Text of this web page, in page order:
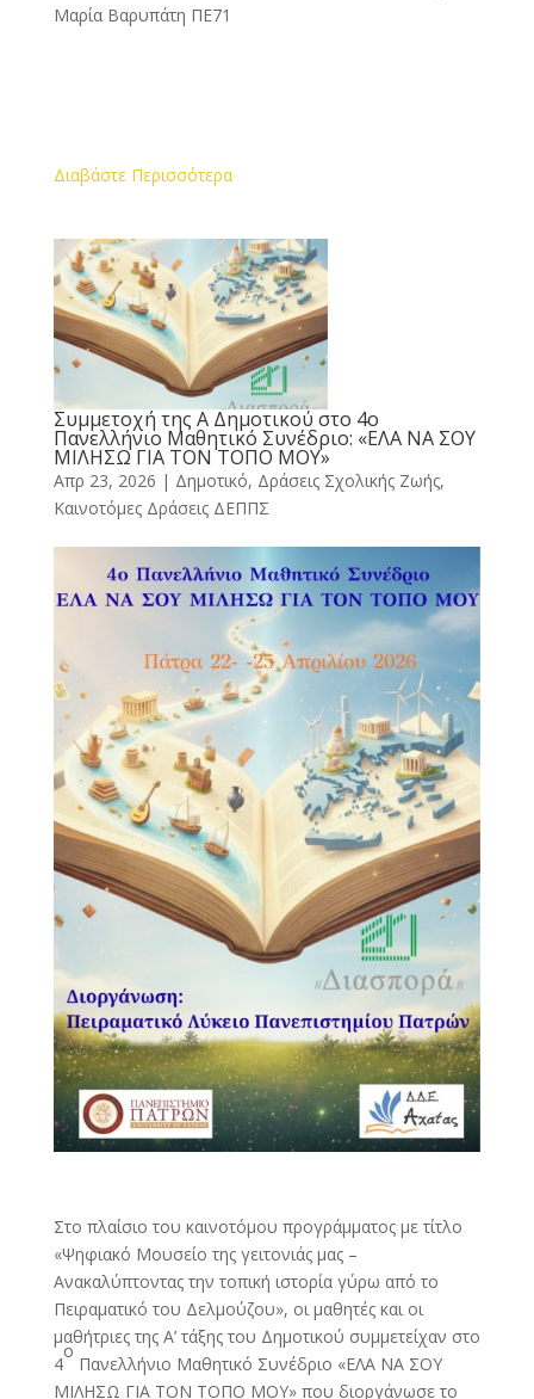
Μαρία Βαρυπάτη ΠΕ71
Διαβάστε Περισσότερα
Συμμετοχή της Α Δημοτικού στο 4ο
Πανελλήνιο Μαθητικό Συνέδριο: «ΕΛΑ ΝΑ ΣΟΥ
ΜΙΛΗΣΩ ΓΙΑ ΤΟΝ ΤΟΠΟ ΜΟΥ»
Απρ 23, 2026 | Δημοτικό, Δράσεις Σχολικής Ζωής,
Καινοτόμες Δράσεις ΔΕΠΠΣ
Στο πλαίσιο του καινοτόμου προγράμματος με τίτλο
«Ψηφιακό Μουσείο της γειτονιάς μας –
Ανακαλύπτοντας την τοπική ιστορία γύρω από το
Πειραματικό του Δελμούζου», οι μαθητές και οι
μαθήτριες της Α’ τάξης του Δημοτικού συμμετείχαν στο
4
ο
Πανελλήνιο Μαθητικό Συνέδριο «ΕΛΑ ΝΑ ΣΟΥ
ΜΙΛΗΣΩ ΓΙΑ ΤΟΝ ΤΟΠΟ ΜΟΥ» που διοργάνωσε το